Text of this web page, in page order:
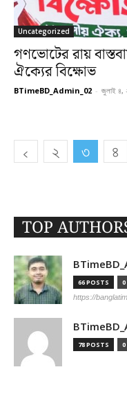
Uncategorized
গণভোটের রায়
ঐক্যের বিক্ষোভ
BTimeBD_Admin_02 - জুলাই ৪,
২ ৩ ৪
TOP
66 POSTS 0
https://
78 POSTS 0